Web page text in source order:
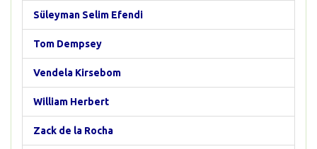
Süleyman Selim Efendi
Tom Dempsey
Vendela Kirsebom
William Herbert
Zack de la Rocha